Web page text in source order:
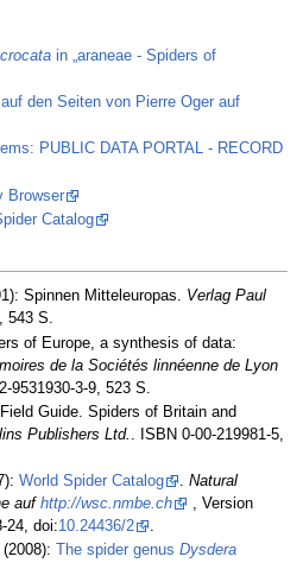
in „araneae - Spiders of
auf den Seiten von Pierre Oger auf
PUBLIC DATA PORTAL - RECORD
Browser
Catalog
Spinnen Mitteleuropas. Verlag Paul
543 S.
of Europe, a synthesis of data:
de la Sociétés linnéenne de Lyon
9531930-3-9, 523 S.
Guide. Spiders of Britain and
Publishers Ltd. . ISBN 0-00-219981-5,
World Spider Catalog . Natural
auf http://wsc.nmbe.ch
, Version
24, doi:10.24436/2
.
(2008): The spider genus Dysdera